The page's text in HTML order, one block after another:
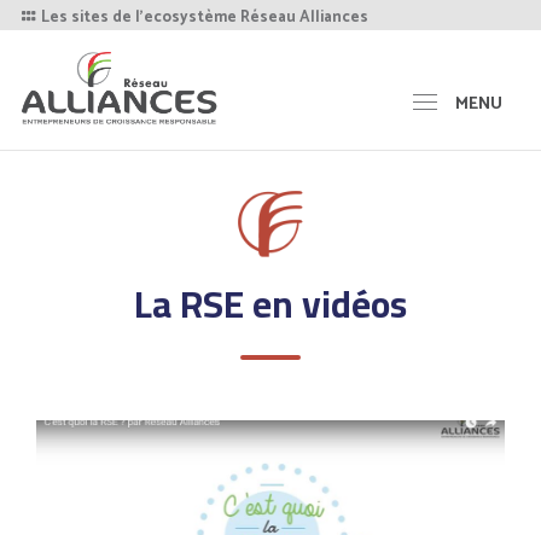
Les sites de l'ecosystème Réseau Alliances
MENU
La RSE en vidéos